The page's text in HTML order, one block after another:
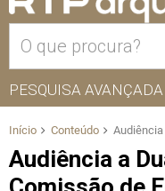
PESQUISA AVANÇADA
Início Conteúdo
Audiência a